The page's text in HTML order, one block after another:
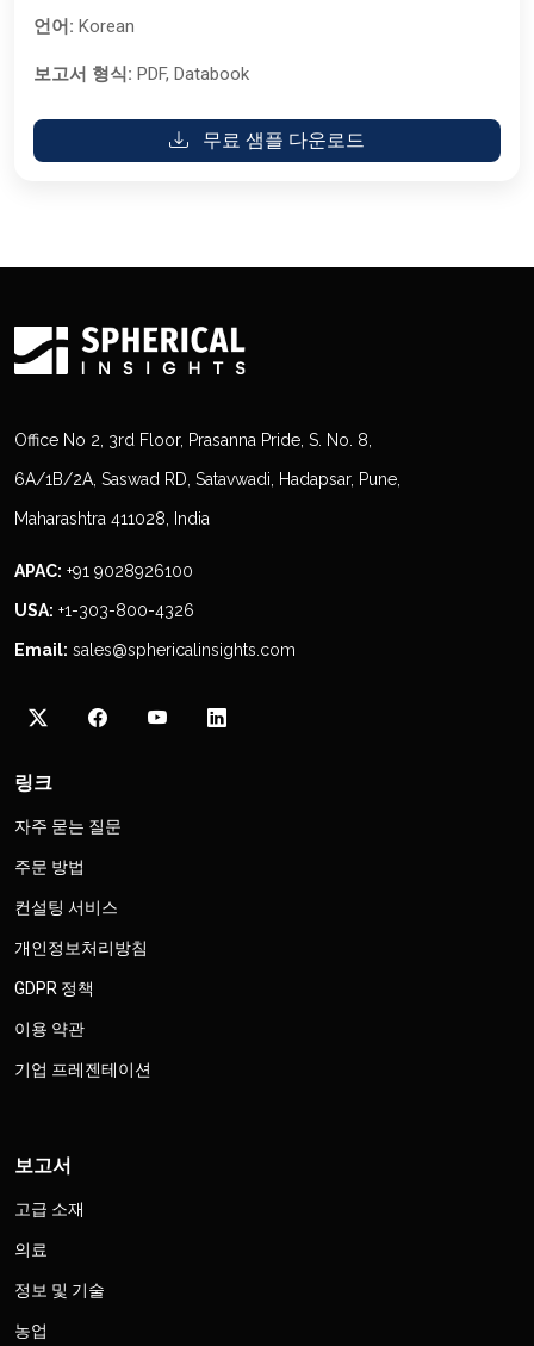
언어: Korean
보고서 형식: PDF, Databook
무료 샘플 다운로드
Office No 2, 3rd Floor, Prasanna Pride, S. No. 8,
6A/1B/2A, Saswad RD, Satavwadi, Hadapsar, Pune,
Maharashtra 411028, India
APAC: +91 9028926100
USA: +1-303-800-4326
Email: sales@sphericalinsights.com
링크
자주 묻는 질문
주문 방법
컨설팅 서비스
개인정보처리방침
GDPR 정책
이용 약관
기업 프레젠테이션
보고서
고급 소재
의료
정보 및 기술
농업